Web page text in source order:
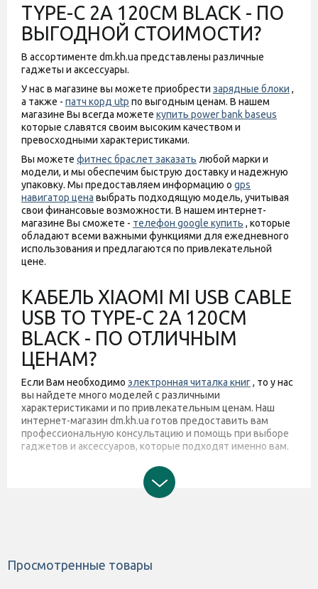
TYPE-C 2A 120CM BLACK - ПО
ВЫГОДНОЙ СТОИМОСТИ?
В ассортименте dm.kh.ua представлены различные
гаджеты и аксессуары.
У нас в магазине вы можете приобрести зарядные блоки ,
а также - патч корд utp по выгодным ценам. В нашем
магазине Вы всегда можете купить power bank baseus
которые славятся своим высоким качеством и
превосходными характеристиками.
Вы можете фитнес браслет заказать любой марки и
модели, и мы обеспечим быструю доставку и надежную
упаковку. Мы предоставляем информацию о gps
навигатор цена выбрать подходящую модель, учитывая
свои финансовые возможности. В нашем интернет-
магазине Вы сможете - телефон google купить , которые
обладают всеми важными функциями для ежедневного
использования и предлагаются по привлекательной
цене.
КАБЕЛЬ XIAOMI MI USB CABLE
USB TO TYPE-C 2A 120CM
BLACK - ПО ОТЛИЧНЫМ
ЦЕНАМ?
Если Вам необходимо электронная читалка книг, то у нас
вы найдете много моделей с различными
характеристиками и по привлекательным ценам. Наш
интернет-магазин dm.kh.ua готов предоставить вам
профессиональную консультацию и помощь при выборе
гаджетов и аксессуаров, которые подходят именно вам.
Просмотренные товары